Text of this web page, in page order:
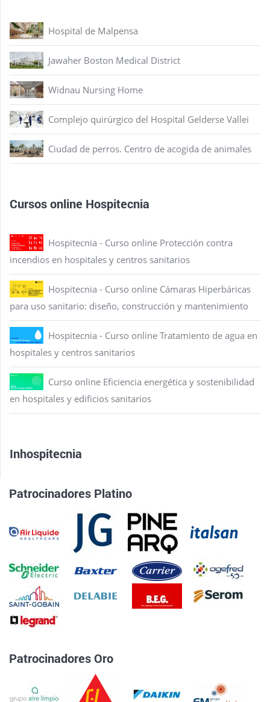
Hospital de Malpensa
Jawaher Boston Medical District
Widnau Nursing Home
Complejo quirúrgico del Hospital Gelderse Vallei
Ciudad de perros. Centro de acogida de animales
Cursos online Hospitecnia
Hospitecnia - Curso online Protección contra
incendios en hospitales y centros sanitarios
Hospitecnia - Curso online Cámaras Hiperbáricas
para uso sanitario: diseño, construcción y mantenimiento
Hospitecnia - Curso online Tratamiento de agua en
hospitales y centros sanitarios
Curso online Eficiencia energética y sostenibilidad
en hospitales y edificios sanitarios
Inhospitecnia
Patrocinadores Platino
Patrocinadores Oro